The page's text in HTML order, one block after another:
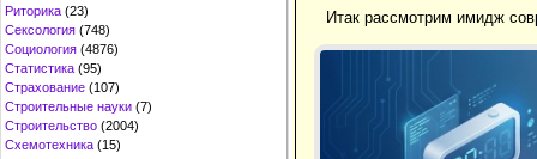
Риторика (23)
Сексология (748)
Социология (4876)
Статистика (95)
Страхование (107)
Строительные науки (7)
Строительство (2004)
Схемотехника (15)
Итак рассмотрим имидж